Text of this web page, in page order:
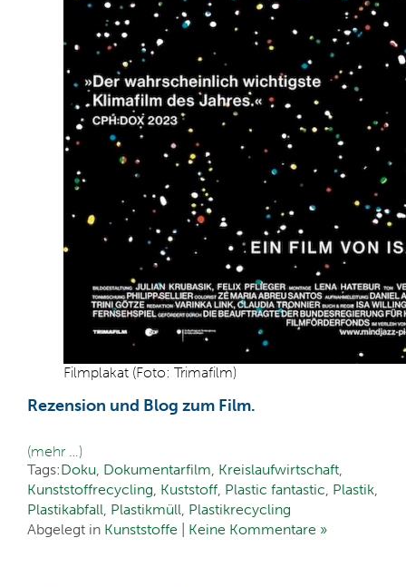
Filmplakat (Foto: Trimafilm)
Rezension und Blog zum Film.
(mehr …)
Tags:Doku, Dokumentarfilm, Kreislaufwirtschaft,
Kunststoffrecycling, Kuststoff, Plastic fantastic, Plastik,
Plastikabfall, Plastikmüll, Plastikrecycling
Abgelegt in Kunststoffe Keine Kommentare »